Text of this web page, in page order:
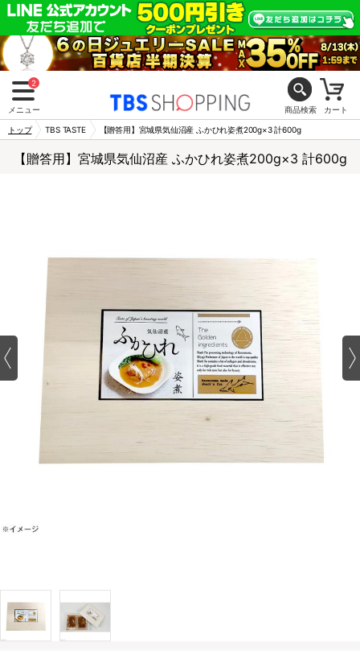
2
メニュー 商品検索 カート
トップ TBS TASTE 【贈答用】宮城県気仙沼産 ふかひれ姿煮200g×3 計600g
【贈答用】宮城県気仙沼産 ふかひれ姿煮200g×3 計600g